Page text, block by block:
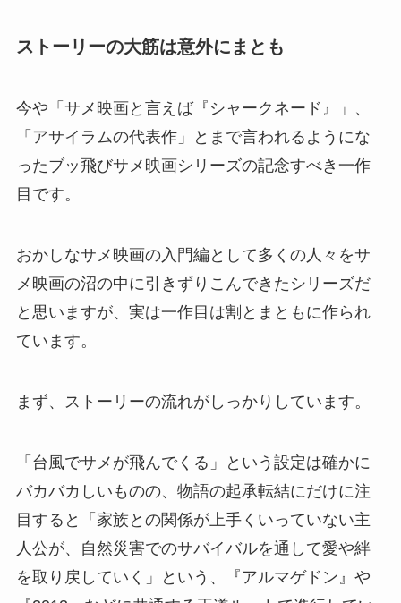
ストーリーの大筋は意外にまとも
今や「サメ映画と言えば『シャークネード』」、
「アサイラムの代表作」とまで言われるようにな
ったブッ飛びサメ映画シリーズの記念すべき一作
目です。
おかしなサメ映画の入門編として多くの人々をサ
メ映画の沼の中に引きずりこんできたシリーズだ
と思いますが、実は一作目は割とまともに作られ
ています。
まず、ストーリーの流れがしっかりしています。
「台風でサメが飛んでくる」という設定は確かに
バカバカしいものの、物語の起承転結にだけに注
目すると「家族との関係が上手くいっていない主
人公が、自然災害でのサバイバルを通して愛や絆
を取り戻していく」という、『アルマゲドン』や